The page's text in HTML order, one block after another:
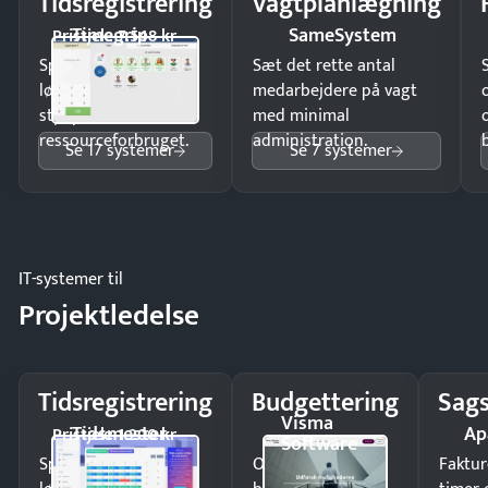
Timegrip
Pristjek: 7.548 kr
Spar tid på
lønberegning og få
styr på
ressourceforbruget.
Se 17 systemer
SameSystem
Sæt det rette antal
medarbejdere på vagt
med minimal
administration.
Se 7 systemer
IT-systemer til
Projektledelse
Tidsregistrering
Tidsmester
Pristjek: 1.200 kr
Spar tid på
Budgettering
Visma
Software
Opdag